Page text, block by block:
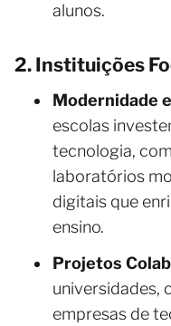
alunos.
2. Instituições
Modernidade
escolas
tecnologia,
laboratórios
digitais que
ensino.
Projetos
universidades,
empresas de